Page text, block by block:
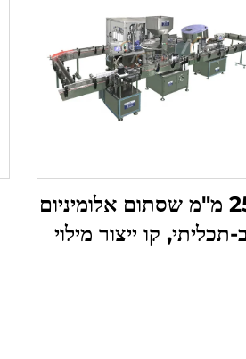
25.4 מ"מ שסתום אלומיניום
תכליתי, קו ייצור מילוי